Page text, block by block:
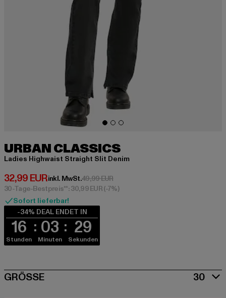
URBAN CLASSICS
Ladies Highwaist Straight Slit Denim
32,99 EUR
Derzeitiger Preis: 32,99 EUR
inkl. MwSt.49,99 EURAktionspreis: 49,99 EUR
30-Tage-Bestpreis**: 30,99 EUR(-7%)
Sofort lieferbar!
-34% DEAL ENDET IN
16
Stunden
03
Minuten
29
Sekunden
SIZE
GRÖSSE 30